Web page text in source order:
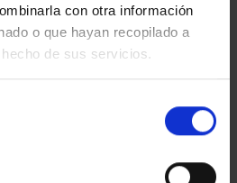
con otra información
o que hayan recopilado a
de sus servicios.
CAPITALES ESPAÑOLAS
- GUADALAJARA
73,00 €